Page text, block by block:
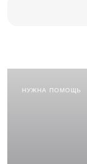
НУЖНА ПОМОЩЬ